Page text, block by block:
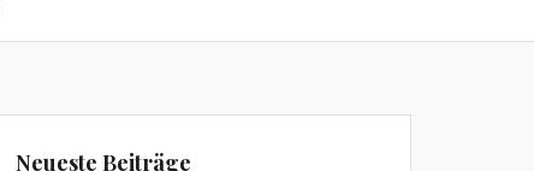
Neueste Beiträge